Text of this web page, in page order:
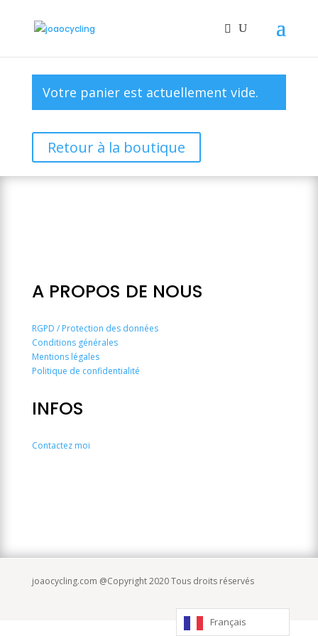
Votre panier est actuellement vide.
Retour à la boutique
A PROPOS DE NOUS
RGPD / Protection des données
Conditions générales
Mentions légales
Politique de confidentialité
INFOS
Contactez moi
joaocycling.com @Copyright 2020 Tous droits réservés
Français